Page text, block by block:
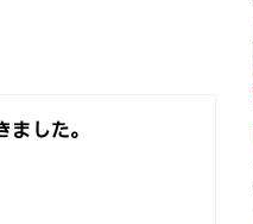
した。